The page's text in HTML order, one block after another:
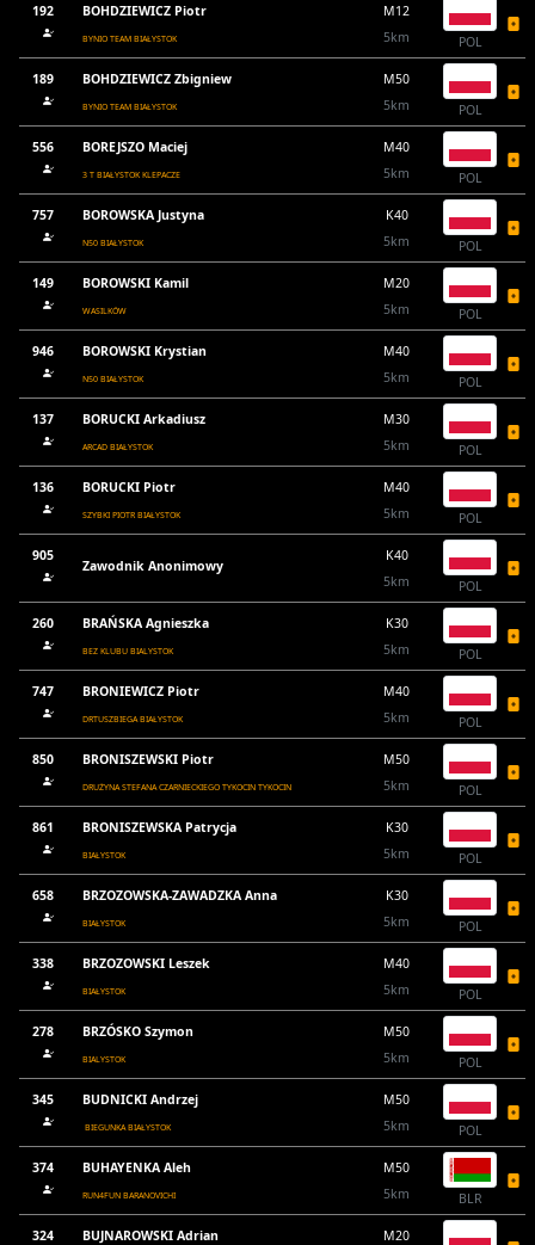
192 BOHDZIEWICZ Piotr
BYNIO TEAM BIAŁYSTOK
M12
5km
POL
189 BOHDZIEWICZ Zbigniew
BYNIO TEAM BIAŁYSTOK
M50
5km
POL
556 BOREJSZO Maciej
3 T BIAŁYSTOK KLEPACZE
M40
5km
POL
757 BOROWSKA Justyna
N50 BIAŁYSTOK
K40
5km
POL
149 BOROWSKI Kamil
WASILKÓW
M20
5km
POL
946 BOROWSKI Krystian
N50 BIAŁYSTOK
M40
5km
POL
137 BORUCKI Arkadiusz
ARCAD BIAŁYSTOK
M30
5km
POL
136 BORUCKI Piotr
SZYBKI PIOTR BIAŁYSTOK
M40
5km
POL
905
Zawodnik Anonimowy
K40
5km
POL
260 BRAŃSKA Agnieszka
BEZ KLUBU BIALYSTOK
K30
5km
POL
747 BRONIEWICZ Piotr
DRTUSZBIEGA BIAŁYSTOK
M40
5km
POL
850 BRONISZEWSKI Piotr
DRUŻYNA STEFANA CZARNIECKIEGO TYKOCIN TYKOCIN
M50
5km
POL
861 BRONISZEWSKA Patrycja
BIAŁYSTOK
K30
5km
POL
658 BRZOZOWSKA-ZAWADZKA Anna
BIAŁYSTOK
K30
5km
POL
338 BRZOZOWSKI Leszek
BIAŁYSTOK
M40
5km
POL
278 BRZÓSKO Szymon
BIALYSTOK
M50
5km
POL
345 BUDNICKI Andrzej
BIEGUNKA BIAŁYSTOK
M50
5km
POL
374 BUHAYENKA Aleh
RUN4FUN BARANOVICHI
M50
5km
BLR
324 BUJNAROWSKI Adrian
M20